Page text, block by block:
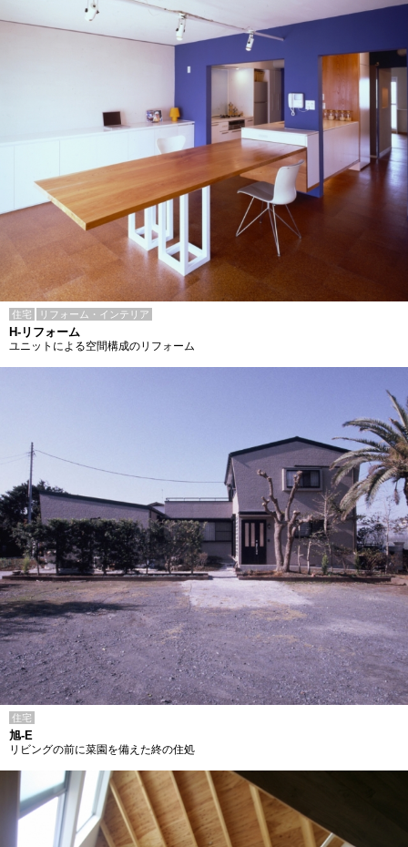
住宅 リフォーム・インテリア
H-リフォーム
ユニットによる空間構成のリフォーム
住宅
旭-E
リビングの前に菜園を備えた終の住処